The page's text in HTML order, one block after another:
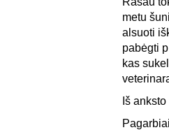
metu
alsuoti
pabėgti
kas
Iš